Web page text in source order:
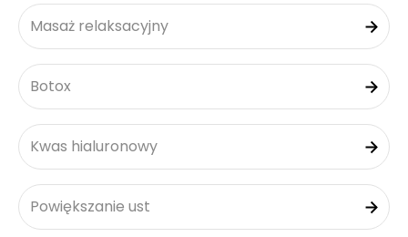
Masaż relaksacyjny
Botox
Kwas hialuronowy
Powiększanie ust